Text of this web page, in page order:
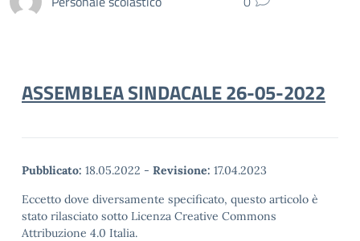
ASSEMBLEA SINDACALE 26-05-2022
Pubblicato: 18.05.2022 - Revisione: 17.04.2023
Eccetto dove diversamente specificato, questo articolo è
stato rilasciato sotto Licenza Creative Commons
Attribuzione 4.0 Italia.